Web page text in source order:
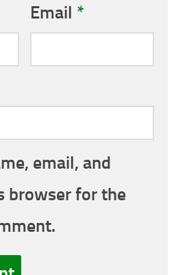
Email *
email, and
browser for the